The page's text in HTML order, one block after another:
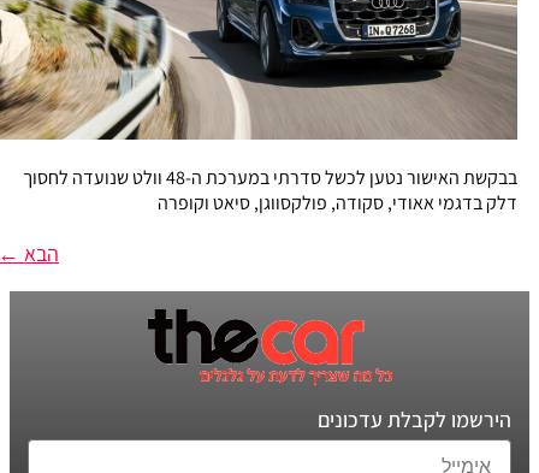
בבקשת האישור נטען לכשל סדרתי במערכת ה-48 וולט שנועדה לחסוך
דלק בדגמי אאודי, סקודה, פולקסווגן, סיאט וקופרה
הבא←
הירשמו לקבלת עדכונים